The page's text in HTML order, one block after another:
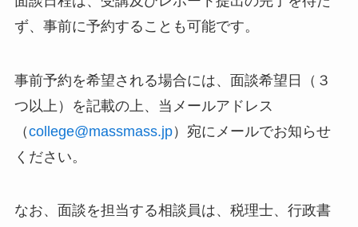
ず、事前に予約することも可能です。
事前予約を希望される場合には、面談希望日（３
つ以上）を記載の上、当メールアドレス
（college@massmass.jp）宛にメールでお知らせ
ください。
なお、面談を担当する相談員は、税理士、行政書